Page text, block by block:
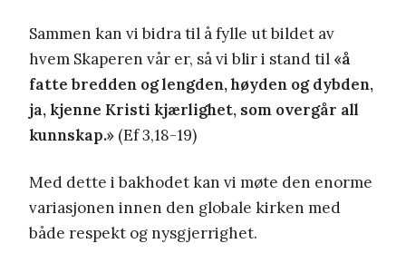
Sammen kan vi bidra til å fylle ut bildet av
hvem Skaperen vår er, så vi blir i stand til «å
fatte bredden og lengden, høyden og dybden,
ja, kjenne Kristi kjærlighet, som overgår all
kunnskap.» (Ef 3,18-19)
Med dette i bakhodet kan vi møte den enorme
variasjonen innen den globale kirken med
både respekt og nysgjerrighet.